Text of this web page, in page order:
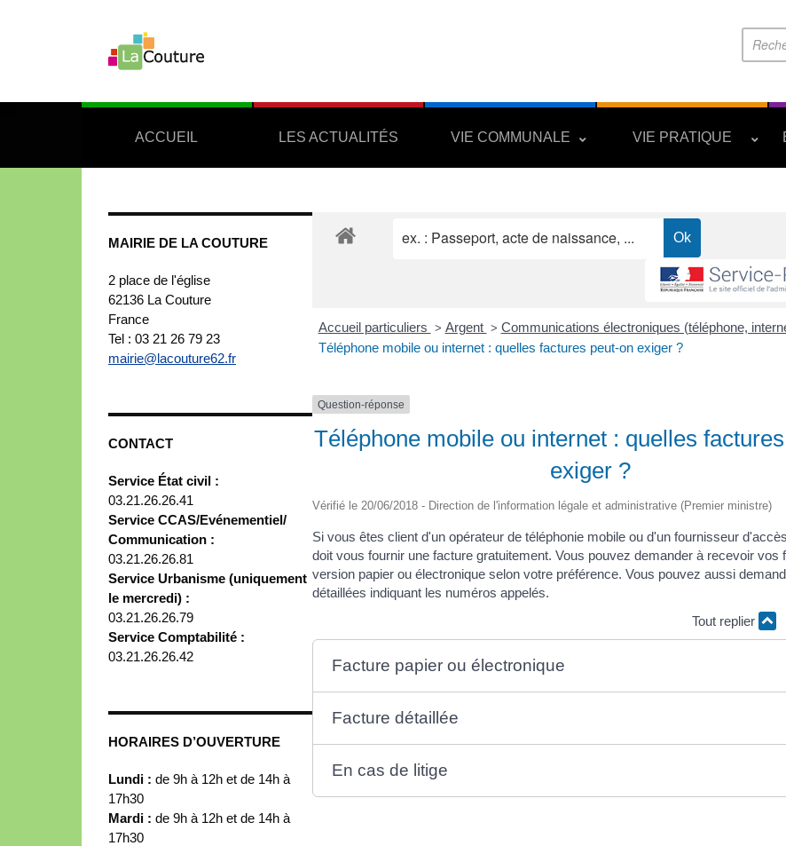
ACCUEIL LES ACTUALITÉS VIE COMMUNALE VIE PRATIQUE
MAIRIE DE LA COUTURE
2 place de l'église
62136 La Couture
France
Tel : 03 21 26 79 23
mairie@lacouture62.fr
CONTACT
Service État civil :
03.21.26.26.41
Service CCAS/Evénementiel/
Communication :
03.21.26.26.81
Service Urbanisme (uniquement
le mercredi) :
03.21.26.26.79
Service Comptabilité :
03.21.26.26.42
HORAIRES D’OUVERTURE
Lundi : de 9h à 12h et de 14h à
17h30
Mardi : de 9h à 12h et de 14h à
17h30
Accueil particuliers > Argent > Communications électroniques (téléphone,
Téléphone mobile ou internet : quelles factures peut-on exiger ?
Question-réponse
Téléphone mobile ou internet : quelles
exiger ?
Vérifié le 20/06/2018 - Direction de l'information légale et administrative (Premier ministre)
Si vous êtes client d'un opérateur de téléphonie mobile ou d'un fournisseur
doit vous fournir une facture gratuitement. Vous pouvez demander à recevoir vos
version papier ou électronique selon votre préférence. Vous pouvez aussi
détaillées indiquant les numéros appelés.
Tout replier
Facture papier ou électronique
Facture détaillée
En cas de litige